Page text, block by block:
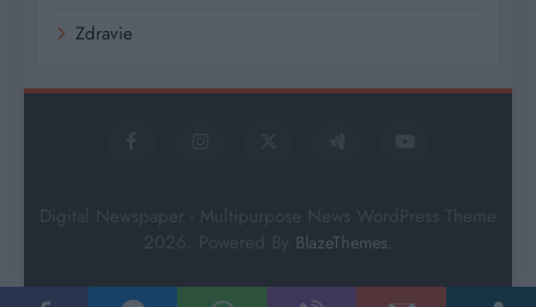
Zdravie
BlazeThemes